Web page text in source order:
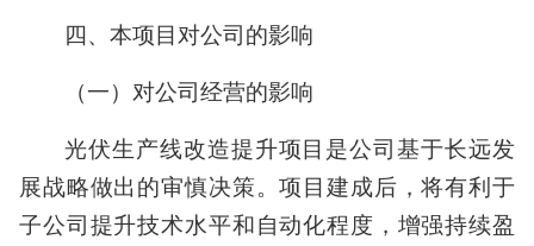
四、本项目对公司的影响
（一）对公司经营的影响
光伏生产线改造提升项目是公司基于长远发
展战略做出的审慎决策。项目建成后，将有利于
子公司提升技术水平和自动化程度，增强持续盈